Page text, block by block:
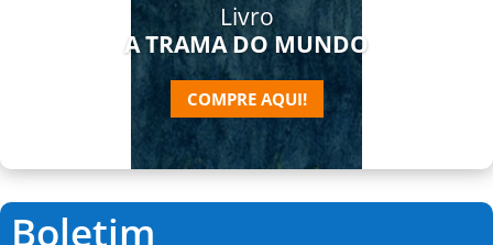
Livro
A TRAMA DO MUNDO
COMPRE AQUI!
Boletim